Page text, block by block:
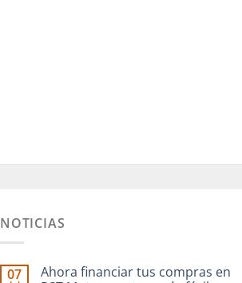
NOTICIAS
07
Ahora financiar tus compras en